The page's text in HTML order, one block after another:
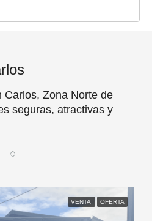
Carlos, Zona Norte de
seguras, atractivas y
VENTA OFERTA